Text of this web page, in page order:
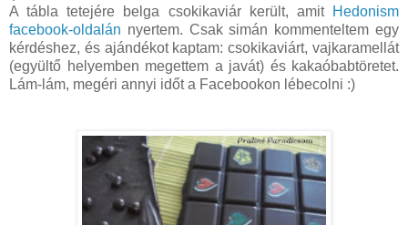
A tábla tetejére belga csokikaviár került, amit Hedonism
facebook-oldalán nyertem. Csak simán kommenteltem egy
kérdéshez, és ajándékot kaptam: csokikaviárt, vajkaramellát
(együltő helyemben megettem a javát) és kakaóbabtöretet.
Lám-lám, megéri annyi időt a Facebookon lébecolni :)